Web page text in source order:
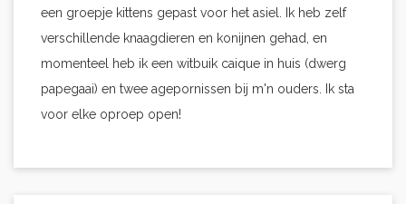
een groepje kittens gepast voor het asiel. Ik heb zelf
verschillende knaagdieren en konijnen gehad, en
momenteel heb ik een witbuik caique in huis (dwerg
papegaai) en twee agepornissen bij m'n ouders. Ik sta
voor elke oproep open!